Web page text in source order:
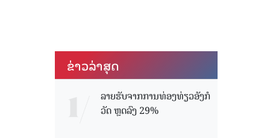
ຂ່າວ​ລ່າ​ສຸດ
ລາຍຮັບຈາກການທ່ອງທ່ຽວອັງກໍ
ວັດ ຫຼດລົງ 29%